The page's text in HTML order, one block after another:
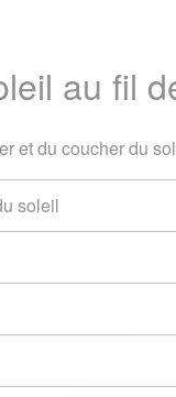
au fil des mois
Dernière mise à
/Heures de
au fil
et du coucher du
soleil